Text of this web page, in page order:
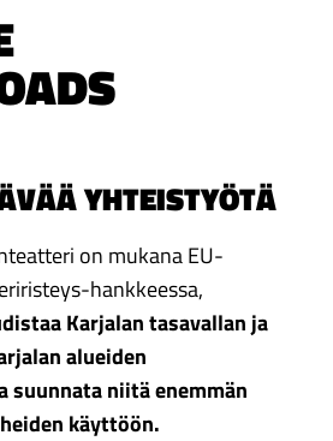
YHTEISTYÖTÄ
on mukana EU-
hankkeessa,
Karjalan tasavallan ja
alueiden
niitä enemmän
käyttöön.